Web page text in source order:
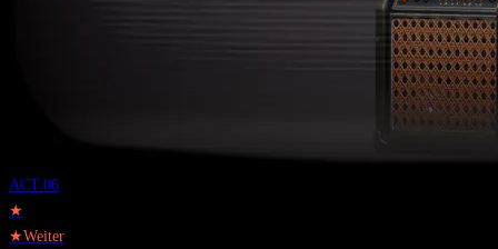
ACT.06
★
★Weiter